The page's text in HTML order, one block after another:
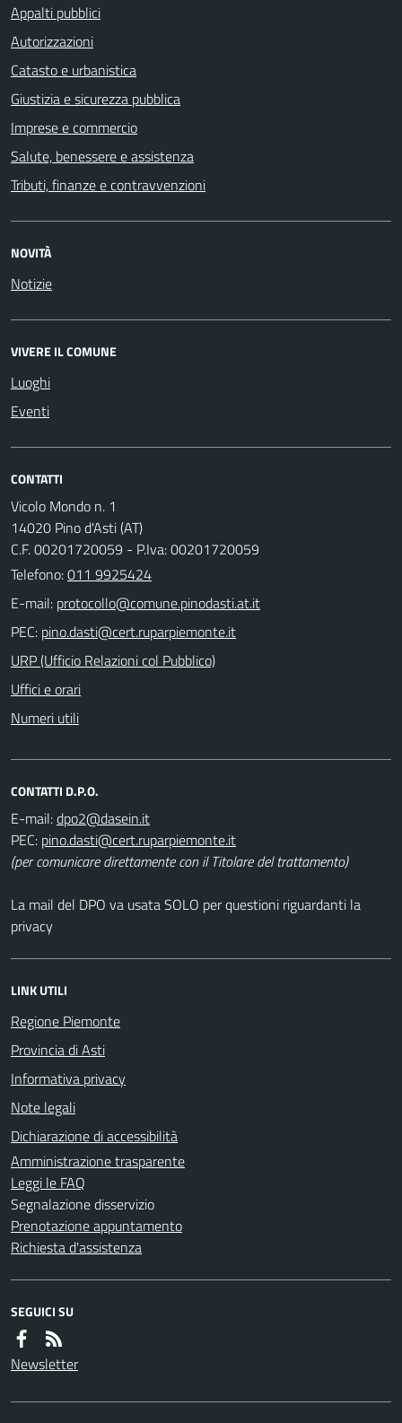
Appalti pubblici
Autorizzazioni
Catasto e urbanistica
Giustizia e sicurezza pubblica
Imprese e commercio
Salute, benessere e assistenza
Tributi, finanze e contravvenzioni
NOVITÀ
Notizie
VIVERE IL COMUNE
Luoghi
Eventi
CONTATTI
Vicolo Mondo n. 1
14020 Pino d'Asti (AT)
C.F. 00201720059 - P.Iva: 00201720059
Telefono:011 9925424
E-mail:
PEC:
URP (Ufficio Relazioni col Pubblico)
Uffici e orari
Numeri utili
CONTATTI D.P.O.
E-mail:
PEC:
(per comunicare direttamente con il Titolare del trattamento)
La mail del DPO va usata SOLO per questioni riguardanti la
privacy
LINK UTILI
Regione Piemonte
Provincia di Asti
Informativa privacy
Note legali
Dichiarazione di accessibilità
Amministrazione trasparente
Leggi le FAQ
Segnalazione disservizio
Prenotazione appuntamento
Richiesta d'assistenza
SEGUICI SU
Newsletter